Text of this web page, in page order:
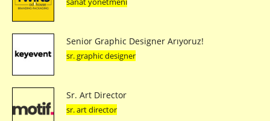
Senior Graphic Designer Arıyoruz!
sr. graphic designer
Sr. Art Director
sr. art director